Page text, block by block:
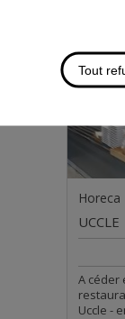
Horeca
UCCLE
A céder
Uccle -
Tout